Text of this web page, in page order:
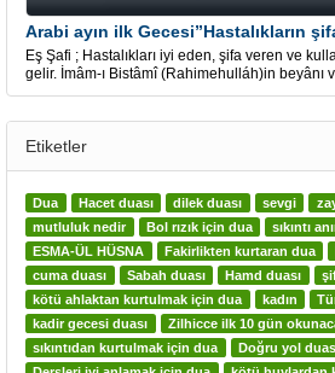
Arabi ayın ilk Gecesi”Hastalıkların
Eş Şafi ; Hastalıkları iyi eden, şifa veren ve
gelir. İmâm-ı Bistâmî (Rahimehulláh)in beyânı
Etiketler
Dua Hacet duası dilek duası sevgi
mutluluk nedir
Bol rızık için dua
sıkıntı
ESMA-ÜL HÜSNA
Fakirlikten kurtaran dua
cuma duası
Sabah duası Hamd duası
kötü ahlaktan kurtulmak için dua
kadın
kadir gecesi duası
Zilhicce ilk 10 gün
sıkıntıdan kurtulmak için dua
Doğru yol